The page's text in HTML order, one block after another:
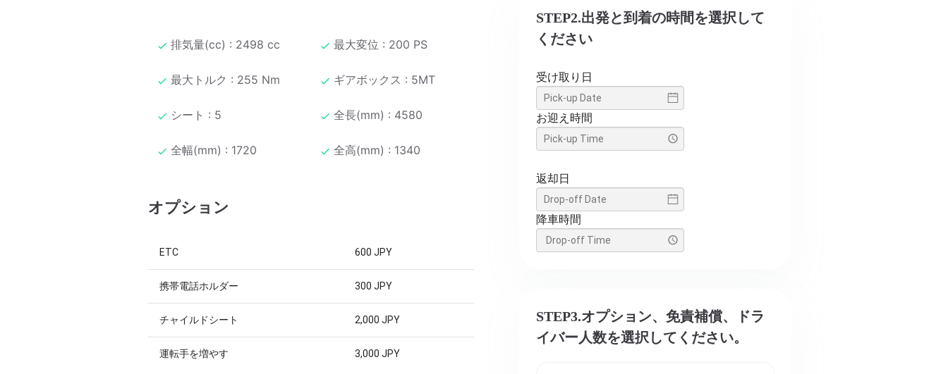
排気量(cc) : 2498 cc 最大変位 : 200 PS
最大トルク : 255 Nm ギアボックス : 5MT
シート : 5 全長(mm) : 4580
全幅(mm) : 1720 全高(mm) : 1340
オプション
ETC 600 JPY
携帯電話ホルダー 300 JPY
チャイルドシート 2,000 JPY
運転手を増やす 3,000 JPY
STEP2.出発と到着の時間を選択して
ください
受け取り日
お迎え時間
返却日
降車時間
STEP3.オプション、免責補償、ドラ
イバー人数を選択してください。